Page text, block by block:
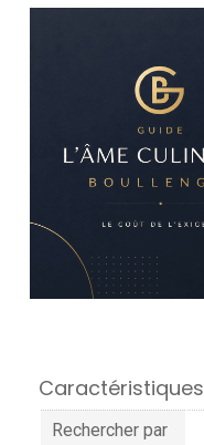
Caractéristiques
Rechercher par